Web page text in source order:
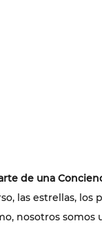
de una
las estrellas,
nosotros somos